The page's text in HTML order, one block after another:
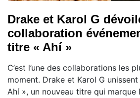
Drake et Karol G
collaboration
titre « Ahí »
C’est l’une des collaborations les
moment. Drake et Karol G
Ahí », un nouveau titre qui marque